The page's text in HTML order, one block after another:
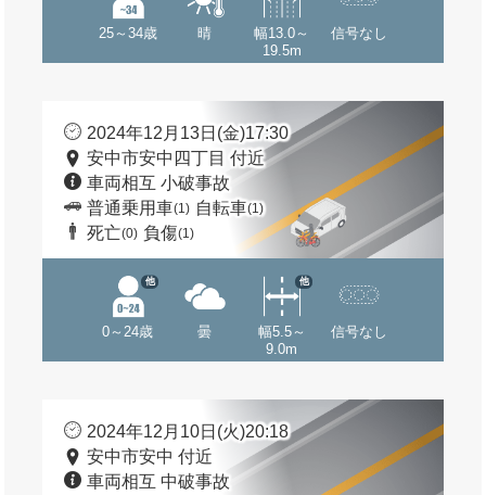
25～34歳 晴
幅13.0～
19.5m
信号なし
2024年12月13日(金)17:30
安中市安中四丁目 付近
車両相互 小破事故
普通乗用車(1) 自転車(1)
死亡(0) 負傷(1)
0～24歳
他
曇
幅5.5～
9.0m
他
信号なし
2024年12月10日(火)20:18
安中市安中 付近
車両相互 中破事故